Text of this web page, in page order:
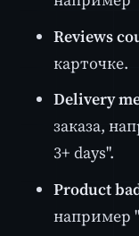
Reviews
карточке.
Delivery
заказа,
3+ days".
Product
например